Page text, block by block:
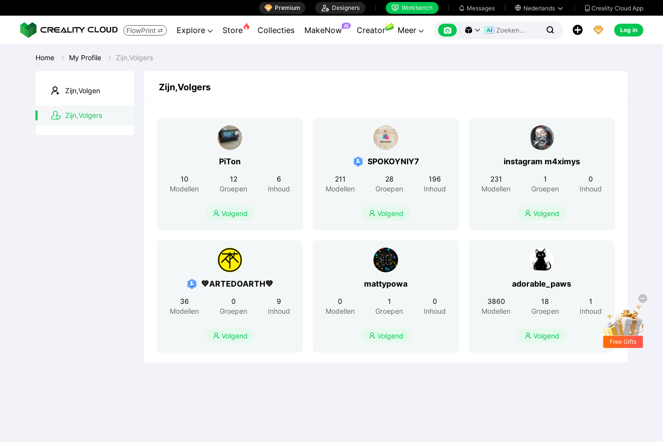
 Premium  Designers  Workbench  Messages  Nederlands   Creality Cloud App
FlowPrint  Explore  Store Collecties MakeNow AI Creator Meer        Log in
Home My Profile Zijn,Volgers
Zijn,Volgen
Zijn,Volgers
Zijn,Volgers
PiTon
10
Modellen
12
Groepen
6
Inhoud
 Volgend
SPOKOYNIY7
211
Modellen
28
Groepen
196
Inhoud
 Volgend
instagram m4ximys
231
Modellen
1
Groepen
0
Inhoud
 Volgend
💚ARTEDOARTH💚
36
Modellen
0
Groepen
9
Inhoud
 Volgend
mattypowa
0
Modellen
1
Groepen
0
Inhoud
 Volgend
adorable_paws
3860
Modellen
18
Groepen
1
Inhoud
 Volgend
Free Gifts